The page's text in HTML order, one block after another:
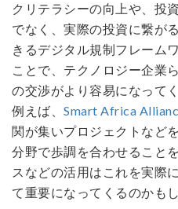
クリテラシーの向上や、投
でなく、実際の投資に繋が
きるデジタル規制フレーム
ことで、テクノロジー企業
の交渉がより容易になって
例えば、 Smart Africa
関が集いプロジェクトなど
分野で歩調を合わせること
スなどの活用はこれを実際
て重要になってくるのかも